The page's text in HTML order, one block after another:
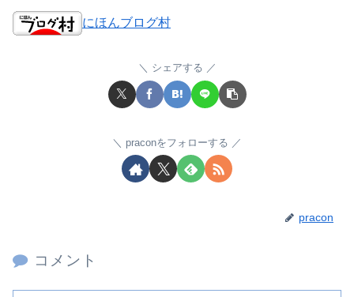
にほんブログ村
シェアする
praconをフォローする
pracon
コメント